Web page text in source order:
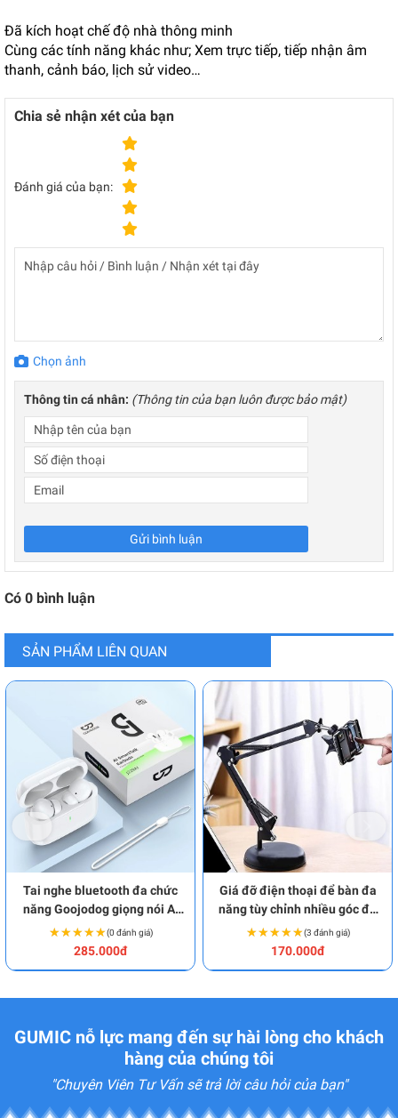
Đã kích hoạt chế độ nhà thông minh
Cùng các tính năng khác như; Xem trực tiếp, tiếp nhận âm
thanh, cảnh báo, lịch sử video…
Chia sẻ nhận xét của bạn
Đánh giá của bạn:
Chọn ảnh
Thông tin cá nhân: (Thông tin của bạn luôn được bảo mật)
Gửi bình luận
Có 0 bình luận
SẢN PHẨM LIÊN QUAN
Tai nghe bluetooth đa chức
năng Goojodog giọng nói AI
BA1934
★★★★★
★★★★★(0 đánh giá)
285.000đ
Giá đỡ điện thoại để bàn đa
năng tùy chỉnh nhiều góc độ
BA1979
★★★★★
★★★★★(3 đánh giá)
170.000đ
GUMIC nỗ lực mang đến sự hài lòng cho khách
hàng của chúng tôi
"Chuyên Viên Tư Vấn sẽ trả lời câu hỏi của bạn"